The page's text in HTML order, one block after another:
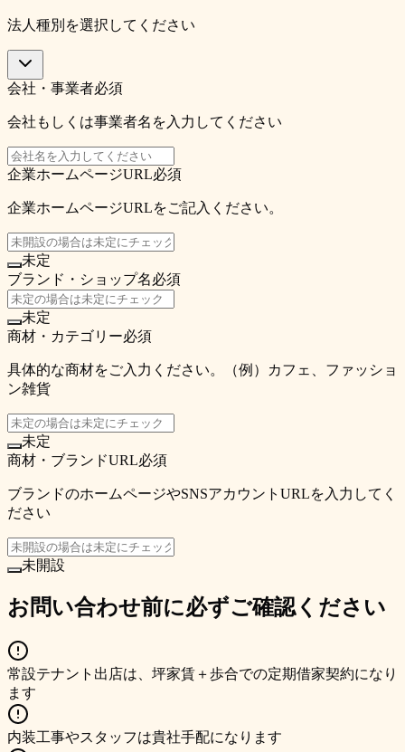
法人種別を選択してください
会社・事業者必須
会社もしくは事業者名を入力してください
企業ホームページURL必須
企業ホームページURLをご記入ください。
未定
ブランド・ショップ名必須
未定
商材・カテゴリー必須
具体的な商材をご入力ください。（例）カフェ、ファッショ
ン雑貨
未定
商材・ブランドURL必須
ブランドのホームページやSNSアカウントURLを入力してく
ださい
未開設
お問い合わせ前に必ずご確認ください
常設テナント出店は、坪家賃＋歩合での定期借家契約になり
ます
内装工事やスタッフは貴社手配になります